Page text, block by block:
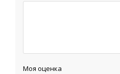
Моя оценка